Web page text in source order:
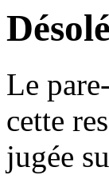
Le
cette
jugée